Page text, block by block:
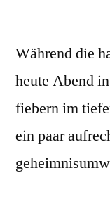
Während die
heute Abend
fiebern im
ein paar